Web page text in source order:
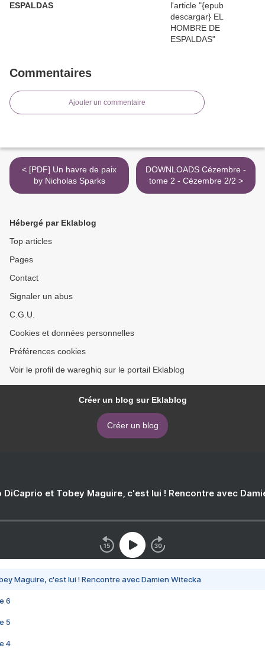
ESPALDAS
Commentaires
Ajouter un commentaire
< [PDF] Un havre de paix
by Nicholas Sparks
DOWNLOADS Cézembre -
tome 2 - Cézembre 2/2 >
Hébergé par Eklablog
Top articles
Pages
Contact
Signaler un abus
C.G.U.
Cookies et données personnelles
Préférences cookies
Voir le profil de wareghiq sur le portail Eklablog
Créer un blog sur Eklablog
Créer un blog
DiCaprio et Tobey Maguire, c'est lui ! Rencontre avec
Maguire, c'est lui ! Rencontre avec Damien Witecka
6
5
4